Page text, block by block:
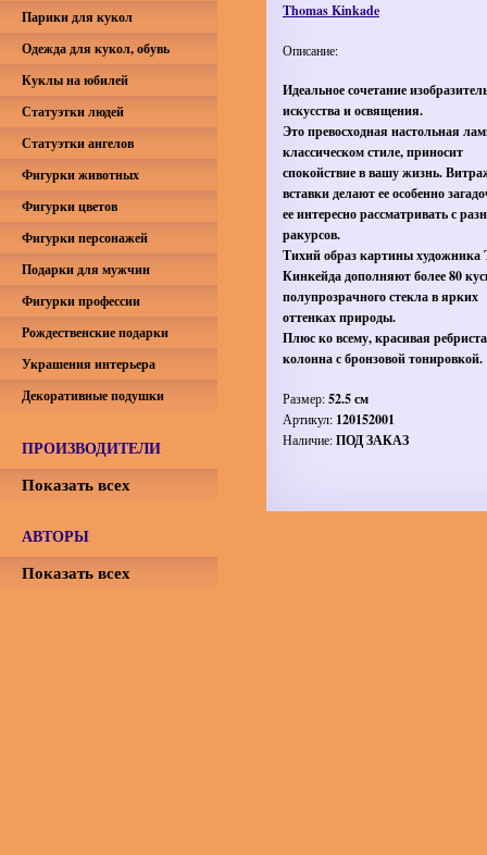
Thomas Kinkade
Описание:
Идеальное сочетание
искусства и освящения.
Это превосходная настольная
классическом стиле, приносит
спокойствие в вашу жизнь.
вставки делают ее особенно
ее интересно рассматривать с
ракурсов.
Тихий образ картины художника
Кинкейда дополняют более 80
полупрозрачного стекла в ярких
оттенках природы.
Плюс ко всему, красивая
колонна с бронзовой тонировкой.
Размер:52.5 см
Артикул: 120152001
Наличие:ПОД ЗАКАЗ
Парики для кукол
Одежда для кукол, обувь
Куклы на юбилей
Статуэтки людей
Статуэтки ангелов
Фигурки животных
Фигурки цветов
Фигурки персонажей
Подарки для мужчин
Фигурки профессии
Рождественские подарки
Украшения интерьера
Декоративные подушки
ПРОИЗВОДИТЕЛИ
Показать всех
АВТОРЫ
Показать всех